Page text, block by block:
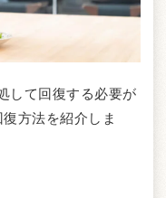
して回復する必要が
方法を紹介しま